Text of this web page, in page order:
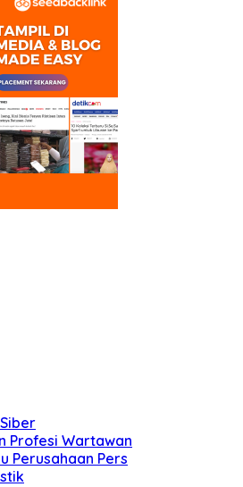
Profesi Wartawan
Perusahaan Pers